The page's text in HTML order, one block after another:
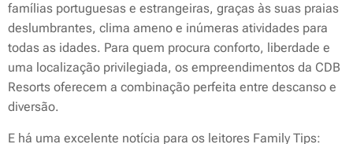
famílias portuguesas e estrangeiras, graças às suas praias
deslumbrantes, clima ameno e inúmeras atividades para
todas as idades. Para quem procura conforto, liberdade e
uma localização privilegiada, os empreendimentos da CDB
Resorts oferecem a combinação perfeita entre descanso e
diversão.
E há uma excelente notícia para os leitores Family Tips: